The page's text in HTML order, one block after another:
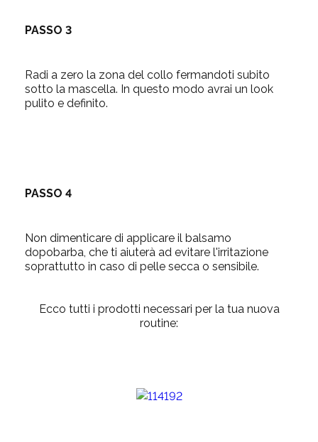
PASSO 3
Radi a zero la zona del collo fermandoti subito
sotto la mascella. In questo modo avrai un look
pulito e definito.
PASSO 4
Non dimenticare di applicare il balsamo
dopobarba, che ti aiuterà ad evitare l'irritazione
soprattutto in caso di pelle secca o sensibile.
Ecco tutti i prodotti necessari per la tua nuova
routine: